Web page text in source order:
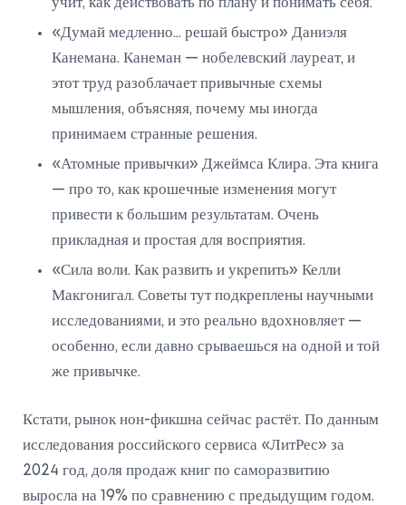
учит, как действовать по плану и понимать себя.
«Думай медленно... решай быстро» Даниэля
Канемана. Канеман — нобелевский лауреат, и
этот труд разоблачает привычные схемы
мышления, объясняя, почему мы иногда
принимаем странные решения.
«Атомные привычки» Джеймса Клира. Эта книга
— про то, как крошечные изменения могут
привести к большим результатам. Очень
прикладная и простая для восприятия.
«Сила воли. Как развить и укрепить» Келли
Макгонигал. Советы тут подкреплены научными
исследованиями, и это реально вдохновляет —
особенно, если давно срываешься на одной и той
же привычке.
Кстати, рынок нон-фикшна сейчас растёт. По данным
исследования российского сервиса «ЛитРес» за
2024 год, доля продаж книг по саморазвитию
выросла на 19% по сравнению с предыдущим годом.